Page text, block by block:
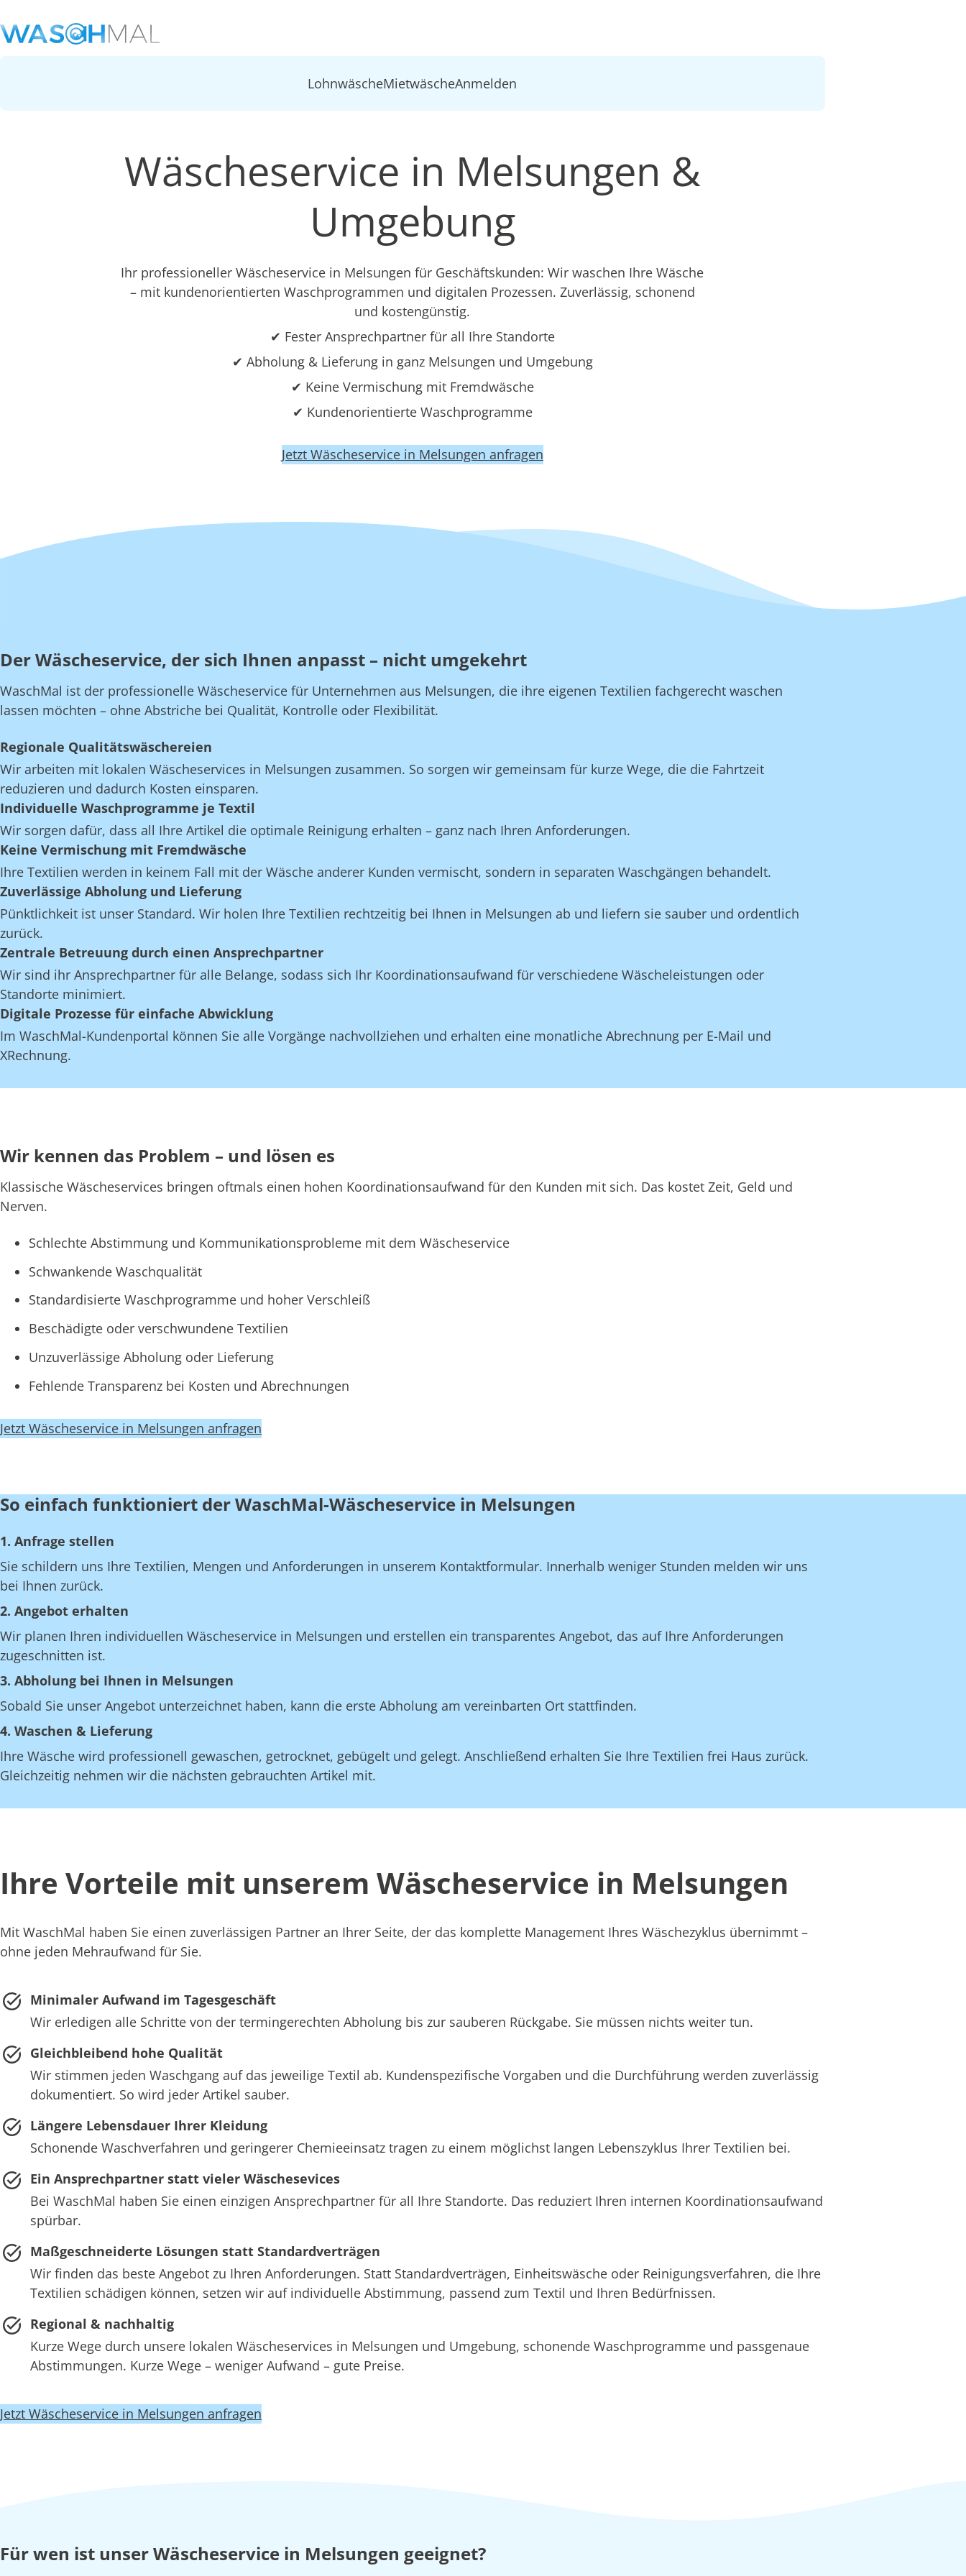
LohnwäscheMietwäscheAnmelden
Wäscheservice in Melsungen &
Umgebung
Ihr professioneller Wäscheservice in Melsungen für Geschäftskunden: Wir waschen Ihre Wäsche
– mit kundenorientierten Waschprogrammen und digitalen Prozessen. Zuverlässig, schonend
und kostengünstig.
✔ Fester Ansprechpartner für all Ihre Standorte
✔ Abholung & Lieferung in ganz Melsungen und Umgebung
✔ Keine Vermischung mit Fremdwäsche
✔ Kundenorientierte Waschprogramme
Jetzt Wäscheservice in Melsungen anfragen
Der Wäscheservice, der sich Ihnen anpasst – nicht umgekehrt
WaschMal ist der professionelle Wäscheservice für Unternehmen aus Melsungen, die ihre eigenen Textilien fachgerecht waschen
lassen möchten – ohne Abstriche bei Qualität, Kontrolle oder Flexibilität.
Regionale Qualitätswäschereien
Wir arbeiten mit lokalen Wäscheservices in Melsungen zusammen. So sorgen wir gemeinsam für kurze Wege, die die Fahrtzeit
reduzieren und dadurch Kosten einsparen.
Individuelle Waschprogramme je Textil
Wir sorgen dafür, dass all Ihre Artikel die optimale Reinigung erhalten – ganz nach Ihren Anforderungen.
Keine Vermischung mit Fremdwäsche
Ihre Textilien werden in keinem Fall mit der Wäsche anderer Kunden vermischt, sondern in separaten Waschgängen behandelt.
Zuverlässige Abholung und Lieferung
Pünktlichkeit ist unser Standard. Wir holen Ihre Textilien rechtzeitig bei Ihnen in Melsungen ab und liefern sie sauber und ordentlich
zurück.
Zentrale Betreuung durch einen Ansprechpartner
Wir sind ihr Ansprechpartner für alle Belange, sodass sich Ihr Koordinationsaufwand für verschiedene Wäscheleistungen oder
Standorte minimiert.
Digitale Prozesse für einfache Abwicklung
Im WaschMal-Kundenportal können Sie alle Vorgänge nachvollziehen und erhalten eine monatliche Abrechnung per E-Mail und
XRechnung.
Wir kennen das Problem – und lösen es
Klassische Wäscheservices bringen oftmals einen hohen Koordinationsaufwand für den Kunden mit sich. Das kostet Zeit, Geld und
Nerven.
Schlechte Abstimmung und Kommunikationsprobleme mit dem Wäscheservice
Schwankende Waschqualität
Standardisierte Waschprogramme und hoher Verschleiß
Beschädigte oder verschwundene Textilien
Unzuverlässige Abholung oder Lieferung
Fehlende Transparenz bei Kosten und Abrechnungen
Jetzt Wäscheservice in Melsungen anfragen
So einfach funktioniert der WaschMal-Wäscheservice in Melsungen
1. Anfrage stellen
Sie schildern uns Ihre Textilien, Mengen und Anforderungen in unserem Kontaktformular. Innerhalb weniger Stunden melden wir uns
bei Ihnen zurück.
2. Angebot erhalten
Wir planen Ihren individuellen Wäscheservice in Melsungen und erstellen ein transparentes Angebot, das auf Ihre Anforderungen
zugeschnitten ist.
3. Abholung bei Ihnen in Melsungen
Sobald Sie unser Angebot unterzeichnet haben, kann die erste Abholung am vereinbarten Ort stattfinden.
4. Waschen & Lieferung
Ihre Wäsche wird professionell gewaschen, getrocknet, gebügelt und gelegt. Anschließend erhalten Sie Ihre Textilien frei Haus zurück.
Gleichzeitig nehmen wir die nächsten gebrauchten Artikel mit.
Ihre Vorteile mit unserem Wäscheservice in Melsungen
Mit WaschMal haben Sie einen zuverlässigen Partner an Ihrer Seite, der das komplette Management Ihres Wäschezyklus übernimmt –
ohne jeden Mehraufwand für Sie.
Minimaler Aufwand im Tagesgeschäft
Wir erledigen alle Schritte von der termingerechten Abholung bis zur sauberen Rückgabe. Sie müssen nichts weiter tun.
Gleichbleibend hohe Qualität
Wir stimmen jeden Waschgang auf das jeweilige Textil ab. Kundenspezifische Vorgaben und die Durchführung werden zuverlässig
dokumentiert. So wird jeder Artikel sauber.
Längere Lebensdauer Ihrer Kleidung
Schonende Waschverfahren und geringerer Chemieeinsatz tragen zu einem möglichst langen Lebenszyklus Ihrer Textilien bei.
Ein Ansprechpartner statt vieler Wäschesevices
Bei WaschMal haben Sie einen einzigen Ansprechpartner für all Ihre Standorte. Das reduziert Ihren internen Koordinationsaufwand
spürbar.
Maßgeschneiderte Lösungen statt Standardverträgen
Wir finden das beste Angebot zu Ihren Anforderungen. Statt Standardverträgen, Einheitswäsche oder Reinigungsverfahren, die Ihre
Textilien schädigen können, setzen wir auf individuelle Abstimmung, passend zum Textil und Ihren Bedürfnissen.
Regional & nachhaltig
Kurze Wege durch unsere lokalen Wäscheservices in Melsungen und Umgebung, schonende Waschprogramme und passgenaue
Abstimmungen. Kurze Wege – weniger Aufwand – gute Preise.
Jetzt Wäscheservice in Melsungen anfragen
Für wen ist unser Wäscheservice in Melsungen geeignet?